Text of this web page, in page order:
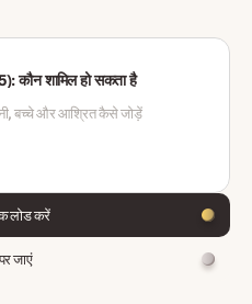
कौन शामिल हो सकता है
बच्चे और आश्रित कैसे जोड़ें
लोड करें
जाएं